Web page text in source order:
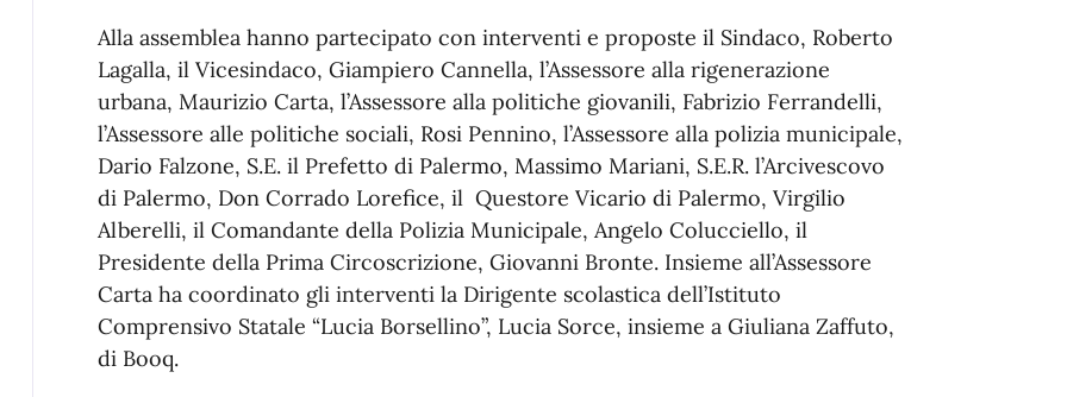
Alla assemblea hanno partecipato con interventi e proposte il Sindaco, Roberto
Lagalla, il Vicesindaco, Giampiero Cannella, l’Assessore alla rigenerazione
urbana, Maurizio Carta, l’Assessore alla politiche giovanili, Fabrizio Ferrandelli,
l’Assessore alle politiche sociali, Rosi Pennino, l’Assessore alla polizia municipale,
Dario Falzone, S.E. il Prefetto di Palermo, Massimo Mariani, S.E.R. l’Arcivescovo
di Palermo, Don Corrado Lorefice, il Questore Vicario di Palermo, Virgilio
Alberelli, il Comandante della Polizia Municipale, Angelo Colucciello, il
Presidente della Prima Circoscrizione, Giovanni Bronte. Insieme all’Assessore
Carta ha coordinato gli interventi la Dirigente scolastica dell’Istituto
Comprensivo Statale “Lucia Borsellino”, Lucia Sorce, insieme a Giuliana Zaffuto,
di Booq.